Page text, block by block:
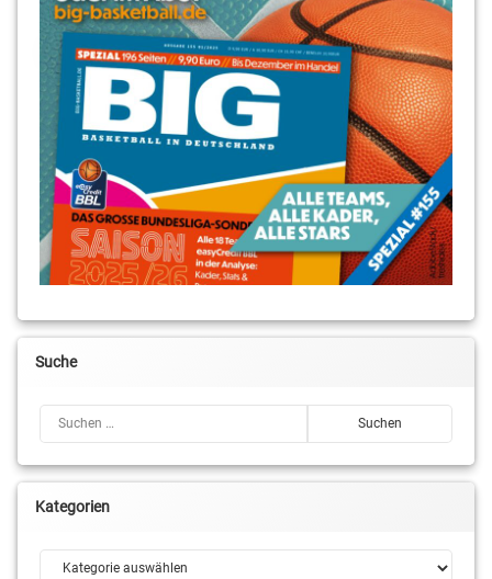
Niklas
Ney
Philipp
Beujean
Robin
Jorch
Sönke
Leh
Tim
Suche
Kategorien
Kategorien